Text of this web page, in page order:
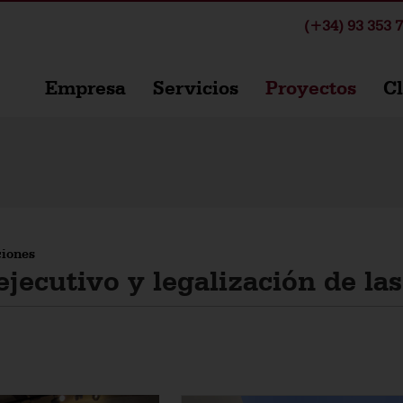
(+34) 93 353
Empresa Servicios Proyectos
y legalización de